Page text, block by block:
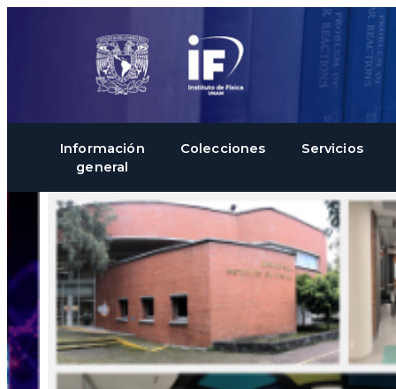
Información
general
Colecciones Servicios